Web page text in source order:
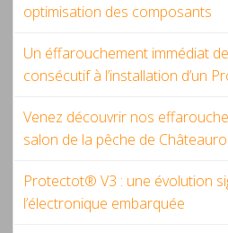
optimisation des composants
Un éffarouchement immédiat
consécutif à l’installation d’un
Venez découvrir nos
salon de la pêche de
Protectot® V3 : une évolution
l’électronique embarquée